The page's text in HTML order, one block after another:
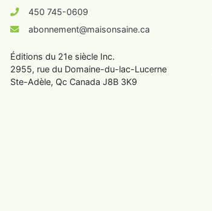
450 745-0609
abonnement@maisonsaine.ca
Éditions du 21e siècle Inc.
2955, rue du Domaine-du-lac-Lucerne
Ste-Adèle, Qc Canada J8B 3K9